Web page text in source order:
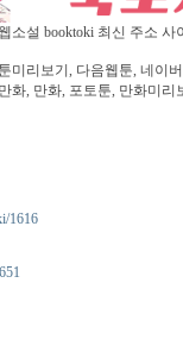
소설 booktoki 최신 주소 사
미리보기, 다음웹툰, 네이
화, 만화, 포토툰, 만화미
1616